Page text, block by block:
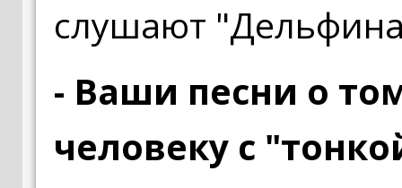
слушают
- Ваши песни о
человеку с